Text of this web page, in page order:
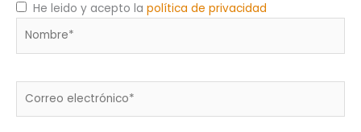
He leido y acepto la política de privacidad
electrónico*